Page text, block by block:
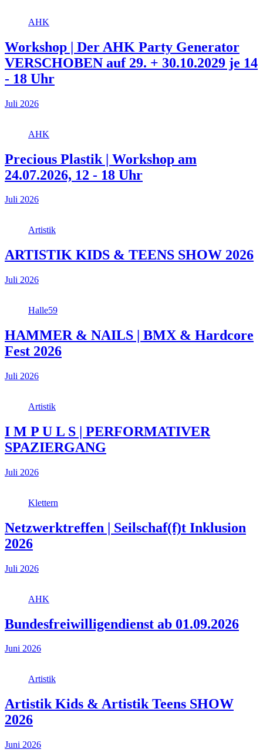
AHK
Workshop | Der AHK Party Generator
VERSCHOBEN auf 29. + 30.10.2029 je 14
- 18 Uhr
Juli 2026
AHK
Precious Plastik | Workshop am
24.07.2026, 12 - 18 Uhr
Juli 2026
Artistik
ARTISTIK KIDS & TEENS SHOW 2026
Juli 2026
Halle59
HAMMER & NAILS | BMX & Hardcore
Fest 2026
Juli 2026
Artistik
I M P U L S | PERFORMATIVER
SPAZIERGANG
Juli 2026
Klettern
Netzwerktreffen | Seilschaf(f)t Inklusion
2026
Juli 2026
AHK
Bundesfreiwilligendienst ab 01.09.2026
Juni 2026
Artistik
Artistik Kids & Artistik Teens SHOW
2026
Juni 2026